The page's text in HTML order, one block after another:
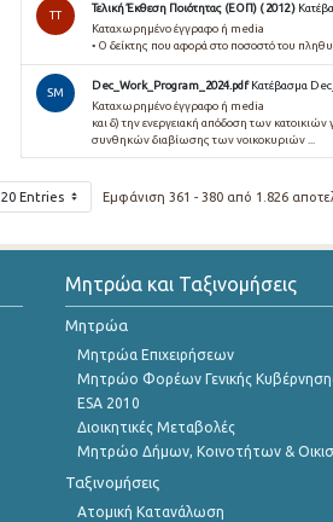
TT
Τελική Έκθεση Ποιότητας (ΕΟΠ) ( 2012 )
Καταχωρημένο έγγραφο ή media
• Ο δείκτης που αφορά στο ποσοστό του
SM
Dec_Work_Program_2024.pdf Κατέβασμα
Καταχωρημένο έγγραφο ή media
και δ) την ενεργειακή απόδοση των κατοικιών
συνθηκών διαβίωσης των νοικοκυριών ...
20 Entries Εμφάνιση 361 - 380 από 1.826
Μητρώα και Ταξινομήσεις
Μητρώα
Μητρώα Επιχειρήσεων
Μητρώο Φορέων Γενικής
ESA 2010
Διοικητικές Μεταβολές
Μητρώο Δήμων, Κοινοτήτων &
Ταξινομήσεις
Ατομική Κατανάλωση